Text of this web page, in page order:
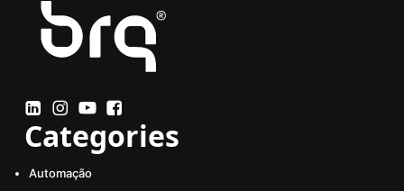
Categories
Automação